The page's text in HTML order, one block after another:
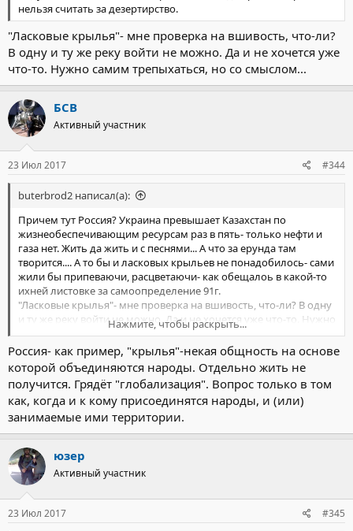
гомосексуализма, транссексуалов, трансексуализма и
...
Исследования Стивенсона показывают, что физическая
внешность может быть похожей из воплощения к
воплощению. Два уникальных случая, когда исследования
продолжались в течение 20-30 лет наглядно показывают, как
черты лица могут наследоваться от одной жизни к другой так,
как у Сюзанны Ганем и Даниэлы Джурди.
...
Как отмечалось ранее, в исследованиях Стивенсона были два
случая, с физическим сходством при реинкарнации в Бирме
Иначе говоря, две сестры вновь воплотились в девочек-
Такой пример показывает, что души могут планировать свои
новые воплощения таким образом, чтобы снова быть вместе
со своими близкими.
...
В 22% случаях, исследованных Стивенсоном, имели место
вещие сны. Обычно, душа, которая готовится воплотиться в
семью, посылает сон, в котором предвещает о своей будущей
реикарнации. Чаще всего этот сон видит будущая мама.
После рождения ребенка, тот, кому приснился сон, понимает,
что именно о рождении ребенка сообщал сон.
Вещие сны, также как и взаимоотношения, возобновляющиеся
при реинкарнации, показывают, что души на самом деле могут
...
Мир в огромном долгу перед доктором Стивенсоном за ту
важную работу, которую он проделал за время своей
профессиональной деятельности.
нельзя считать за дезертирство.
"Ласковые крылья"- мне проверка на вшивость, что-ли?
В одну и ту же реку войти не можно. Да и не хочется уже
что-то. Нужно самим трепыхаться, но со смыслом...
БСВ
Активный участник
23 Июл 2017 #344
buterbrod2 написал(а):
Причем тут Россия? Украина превышает Казахстан по
жизнеобеспечивающим ресурсам раз в пять- только нефти и
газа нет. Жить да жить и с песнями... А что за ерунда там
творится.... А то бы и ласковых крыльев не понадобилось- сами
жили бы припеваючи, расцветаючи- как обещалоь в какой-то
ихней листовке за самоопределение 91г.
"Ласковые крылья"- мне проверка на вшивость, что-ли? В одну
и ту же реку войти не можно. Да и не хочется уже что-то. Нужно
самим трепыхаться, но со смыслом...
Нажмите, чтобы раскрыть...
Россия- как пример, "крылья"-некая общность на основе
которой объединяются народы. Отдельно жить не
получится. Грядёт "глобализация". Вопрос только в том
как, когда и к кому присоединятся народы, и (или)
занимаемые ими территории.
юзер
Активный участник
23 Июл 2017 #345